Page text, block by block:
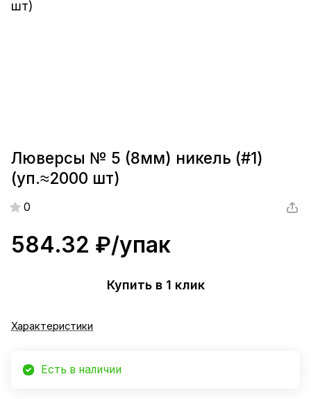
Люверсы № 5 (8мм) никель (#1)
(уп.≈2000 шт)
0
584.32 ₽/упак
Купить в 1 клик
Характеристики
Есть в наличии